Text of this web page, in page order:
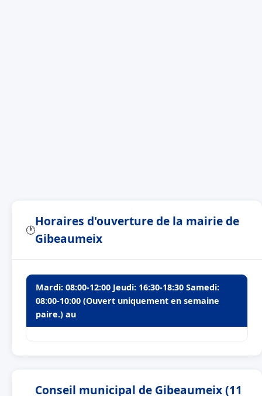
🕐
Horaires d'ouverture de la mairie de
Gibeaumeix
Mardi: 08:00-12:00 Jeudi: 16:30-18:30 Samedi:
08:00-10:00 (Ouvert uniquement en semaine
paire.) au
Conseil municipal de Gibeaumeix (11